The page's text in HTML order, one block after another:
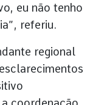
eu não tenho
referiu.
regional